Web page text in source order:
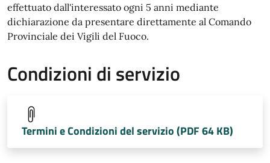
effettuato dall'interessato ogni 5 anni mediante
dichiarazione da presentare direttamente al Comando
Provinciale dei Vigili del Fuoco.
Condizioni di servizio
Termini e Condizioni del servizio (PDF 64 KB)